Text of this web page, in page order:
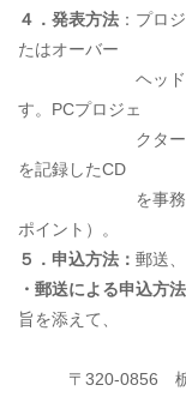
４．発表方法 ：プロ
たはオーバー
ヘッド・プロジ
す。PCプロジェ
クターを利用さ
を記録したCD
を事務局まで送
ポイント）。
５．申込方法： 郵送
・郵送による申込方法
旨を添えて、
下記宛てに
〒320-0856 栃木